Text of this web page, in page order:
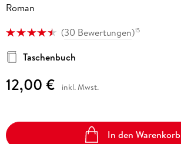
Roman
(30 Bewertungen)15
Taschenbuch
12,00 € inkl. Mwst.
In den Warenkorb